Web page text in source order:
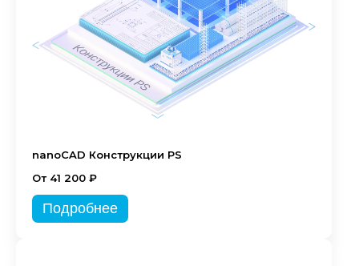
nanoCAD Конструкции PS
От 41 200 ₽
Подробнее